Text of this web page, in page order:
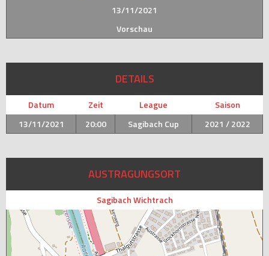
13/11/2021
Vorschau
DETAILS
Datum Zeit League
Saison
13/11/2021
20:00 Sagibach Cup 2021 / 2022
AUSTRAGUNGSORT
Sagibach Wichtrach